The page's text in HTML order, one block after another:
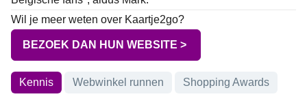
Wil je meer weten over Kaartje2go?
BEZOEK DAN HUN WEBSITE >
Onderwerpen
Kennis Webwinkel runnen Shopping Awards